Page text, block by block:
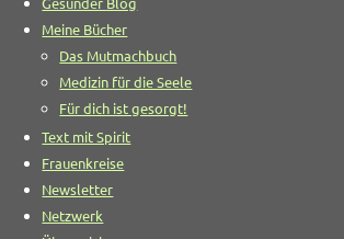
Meine Bücher
Das Mutmachbuch
Medizin für die Seele
Für dich ist gesorgt!
Text mit Spirit
Frauenkreise
Newsletter
Netzwerk